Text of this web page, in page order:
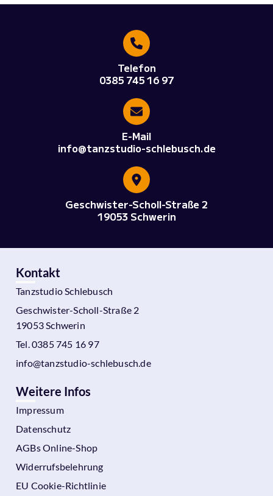
Telefon
0385 745 16 97
E-Mail
info@tanzstudio-schlebusch.de
Geschwister-Scholl-Straße 2
19053 Schwerin
Kontakt
Tanzstudio Schlebusch
Geschwister-Scholl-Straße 2
19053 Schwerin
Tel. 0385 745 16 97
info@tanzstudio-schlebusch.de
Weitere Infos
Impressum
Datenschutz
AGBs Online-Shop
Widerrufsbelehrung
EU Cookie-Richtlinie